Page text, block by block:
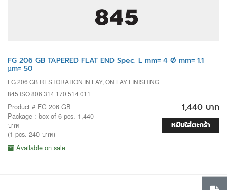
FG 206 GB TAPERED FLAT END Spec. L mm= 4 Ø mm= 1.1
µm= 50
FG 206 GB RESTORATION IN LAY, ON LAY FINISHING
845 ISO 806 314 170 514 011
Product # FG 206 GB
Package : box of 6 pcs. 1,440
บาท
(1 pcs. 240 บาท)
Available on sale
1,440 บาท
หยิบใส่ตะกร้า